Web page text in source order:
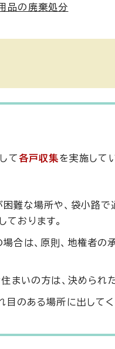
品の廃棄処分
て各戸収集を実施して
困難な場所や、袋小路
ております。
場合は、原則、地権者
住まいの方は、決められ
目のある場所に出してく